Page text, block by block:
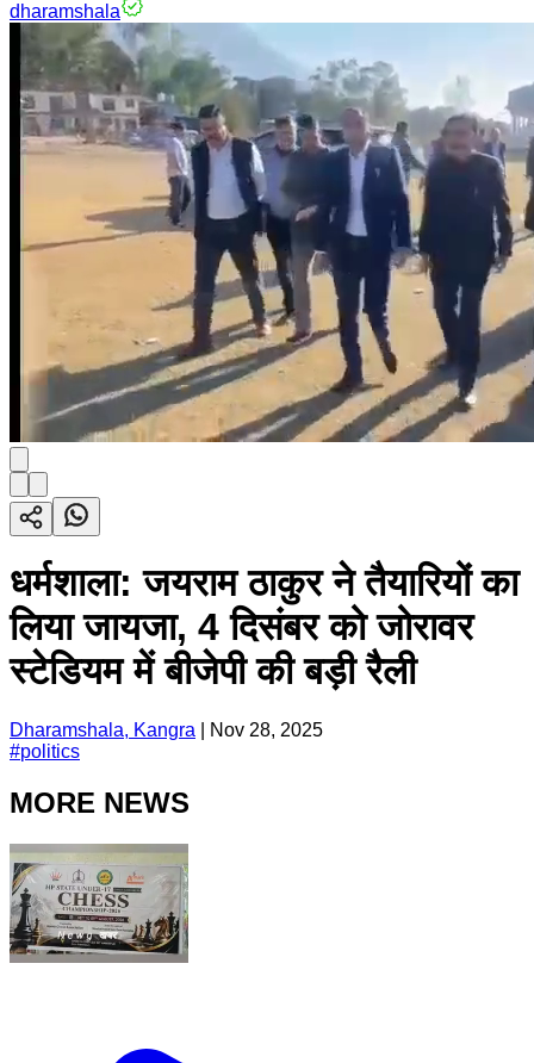
dharamshala
धर्मशाला: जयराम ठाकुर ने तैयारियों का
लिया जायजा, 4 दिसंबर को जोरावर
स्टेडियम में बीजेपी की बड़ी रैली
Dharamshala, Kangra
Nov 28, 2025
#politics
MORE NEWS